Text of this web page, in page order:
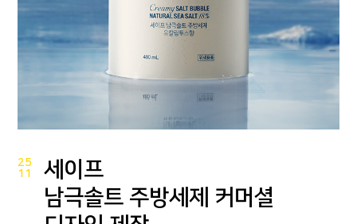
25
11
세이프
남극솔트 주방세제 커머셜